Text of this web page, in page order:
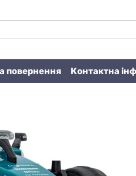
повернення Контактна